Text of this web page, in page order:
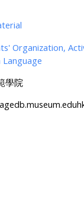
Organization,
Language
學院